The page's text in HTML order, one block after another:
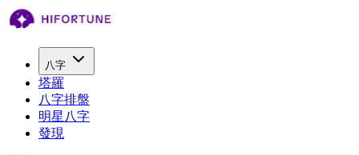
八字
塔羅
八字排盤
明星八字
發現